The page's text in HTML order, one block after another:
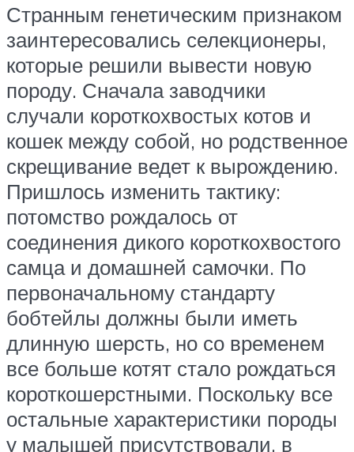
Странным генетическим признаком
заинтересовались селекционеры,
которые решили вывести новую
породу. Сначала заводчики
случали короткохвостых котов и
кошек между собой, но родственное
скрещивание ведет к вырождению.
Пришлось изменить тактику:
потомство рождалось от
соединения дикого короткохвостого
самца и домашней самочки. По
первоначальному стандарту
бобтейлы должны были иметь
длинную шерсть, но со временем
все больше котят стало рождаться
короткошерстными. Поскольку все
остальные характеристики породы
у малышей присутствовали, в